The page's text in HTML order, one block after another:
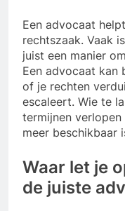
Een advocaat
rechtszaak. Vaak
juist een manier
Een advocaat kan
of je rechten
escaleert. Wie te
termijnen
meer beschikbaar
Waar let je
de juiste